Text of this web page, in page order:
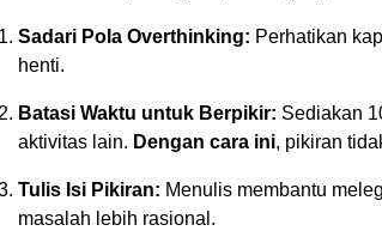
Sadari Pola Overthinking: Perhatikan
henti.
Batasi Waktu untuk Berpikir: Sediakan
aktivitas lain. Dengan cara ini, pikiran
Tulis Isi Pikiran: Menulis membantu
masalah lebih rasional.